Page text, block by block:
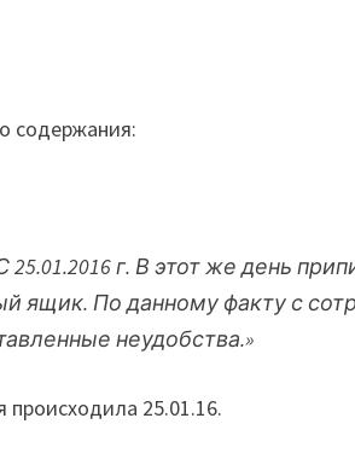
содержания:
г. В этот же день
ящик. По данному факту с
неудобства.»
происходила 25.01.16.